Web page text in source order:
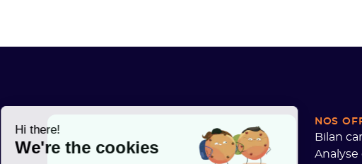
NOS
Bilan
Analyse
Hi there!
We're the cookies